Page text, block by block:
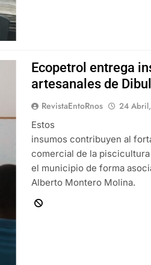
Ecopetrol entrega
artesanales de
RevistaEntoRnos 24
Estos
insumos contribuyen al
comercial de la piscicultura
el municipio de forma
Alberto Montero Molina.